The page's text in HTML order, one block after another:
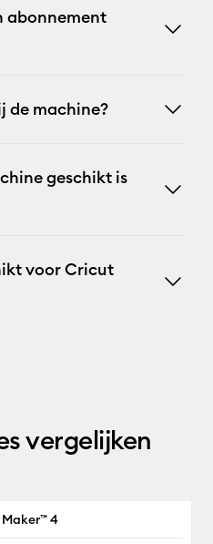
abonnement
de machine?
geschikt is
voor Cricut
vergelijken
4